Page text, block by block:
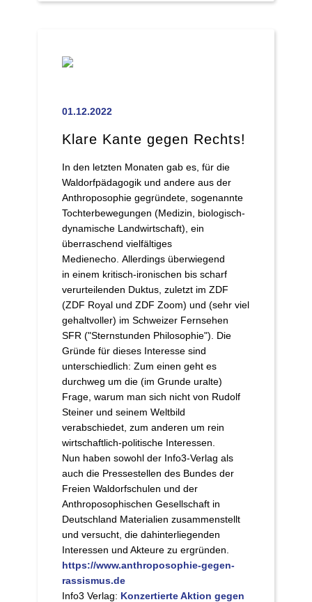
01.12.2022
Klare Kante gegen Rechts!
In den letzten Monaten gab es, für die
Waldorfpädagogik und andere aus der
Anthroposophie gegründete, sogenannte
Tochterbewegungen (Medizin, biologisch-
dynamische Landwirtschaft), ein
überraschend vielfältiges
Medienecho. Allerdings überwiegend
in einem kritisch-ironischen bis scharf
verurteilenden Duktus, zuletzt im ZDF
(ZDF Royal und ZDF Zoom) und (sehr viel
gehaltvoller) im Schweizer Fernsehen
SFR ("Sternstunden Philosophie"). Die
Gründe für dieses Interesse sind
unterschiedlich: Zum einen geht es
durchweg um die (im Grunde uralte)
Frage, warum man sich nicht von Rudolf
Steiner und seinem Weltbild
verabschiedet, zum anderen um rein
wirtschaftlich-politische Interessen.
Nun haben sowohl der Info3-Verlag als
auch die Pressestellen des Bundes der
Freien Waldorfschulen und der
Anthroposophischen Gesellschaft in
Deutschland Materialien zusammenstellt
und versucht, die dahinterliegenden
Interessen und Akteure zu ergründen.
https://www.anthroposophie-gegen-
rassismus.de
Info3 Verlag: Konzertierte Aktion gegen